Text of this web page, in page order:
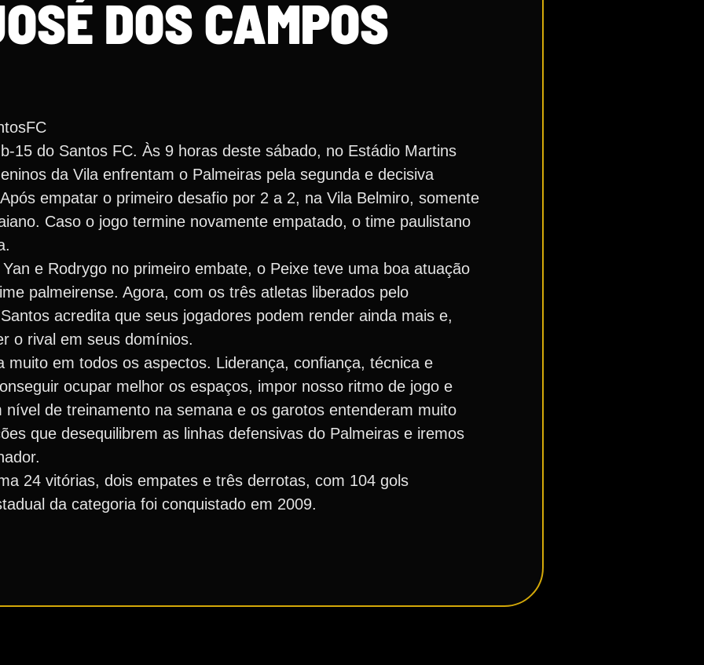
DOS CAMPOS
15 do Santos FC. Às 9 horas deste sábado, no Estádio Martins
da Vila enfrentam o Palmeiras pela segunda e decisiva
empatar o primeiro desafio por 2 a 2, na Vila Belmiro, somente
Caso o jogo termine novamente empatado, o time paulistano
e Rodrygo no primeiro embate, o Peixe teve uma boa atuação
palmeirense. Agora, com os três atletas liberados pelo
acredita que seus jogadores podem render ainda mais e,
o rival em seus domínios.
muito em todos os aspectos. Liderança, confiança, técnica e
ocupar melhor os espaços, impor nosso ritmo de jogo e
de treinamento na semana e os garotos entenderam muito
que desequilibrem as linhas defensivas do Palmeiras e iremos
24 vitórias, dois empates e três derrotas, com 104 gols
da categoria foi conquistado em 2009.